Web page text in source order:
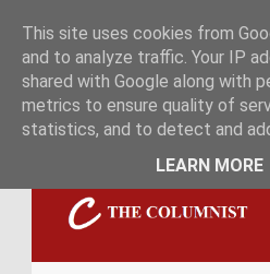
This site uses cookies from
and to analyze traffic. Your IP
shared with Google along with
metrics to ensure quality of
statistics, and to detect and
LEARN MORE